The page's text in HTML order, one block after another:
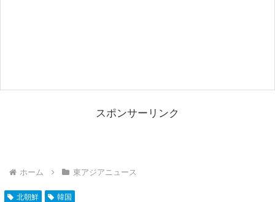
スポンサーリンク
ホーム 東アジアニュース
北朝鮮 韓国